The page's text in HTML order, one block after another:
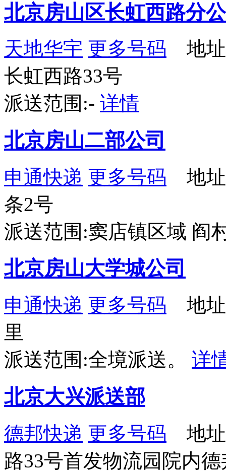
北京房山区长虹西路分
天地华宇 更多号码 地址
长虹西路33号
派送范围:- 详情
北京房山二部公司
申通快递 更多号码 地址
条2号
派送范围:窦店镇区域 阎
北京房山大学城公司
申通快递 更多号码 地址
里
派送范围:全境派送。 详
北京大兴派送部
德邦快递 更多号码 地址
路33号首发物流园院内